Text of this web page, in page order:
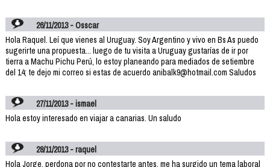
26/11/2013 - Osscar
Hola Raquel. Leí que vienes al Uruguay. Soy Argentino y vivo en Bs As puedo
sugerirte una propuesta... luego de tu visita a Uruguay gustarías de ir por
tierra a Machu Pichu Perú, lo estoy planeando para mediados de setiembre
del 14; te dejo mi correo si estas de acuerdo anibalk9@hotmail.com Saludos
27/11/2013 - ismael
Hola estoy interesado en viajar a canarias. Un saludo
28/11/2013 - raquel
Hola Jorge, perdona por no contestarte antes, me ha surgido un tema laboral